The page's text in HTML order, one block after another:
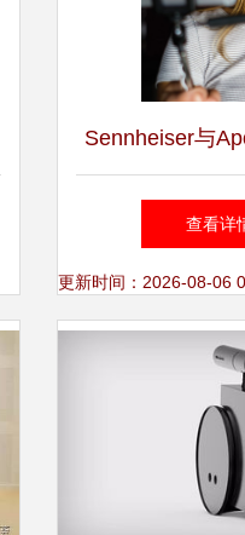
Sennheiser与
出首款针对
数字领
查看详
更新时间：2026-08-06